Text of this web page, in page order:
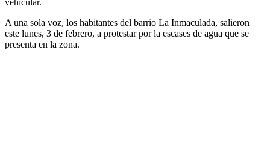
A una sola voz, los habitantes del barrio La Inmaculada, salieron
este lunes, 3 de febrero, a protestar por la escases de agua que se
presenta en la zona.